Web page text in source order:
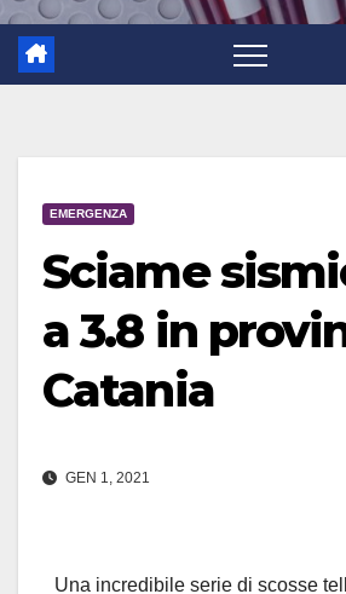
EMERGENZA
Sciame
a 3.8 in
Catania
GEN 1, 2021
Una incredibile serie di scosse